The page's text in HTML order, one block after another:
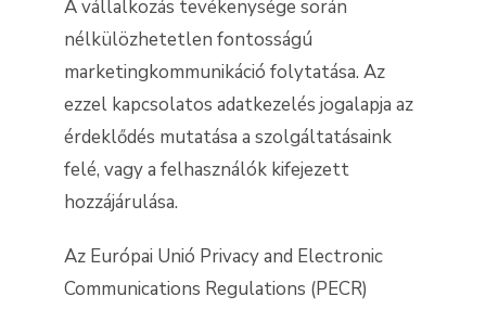
A vállalkozás tevékenysége során
nélkülözhetetlen fontosságú
marketingkommunikáció folytatása. Az
ezzel kapcsolatos adatkezelés jogalapja az
érdeklődés mutatása a szolgáltatásaink
felé, vagy a felhasználók kifejezett
hozzájárulása.
Az Európai Unió Privacy and Electronic
Communications Regulations (PECR)